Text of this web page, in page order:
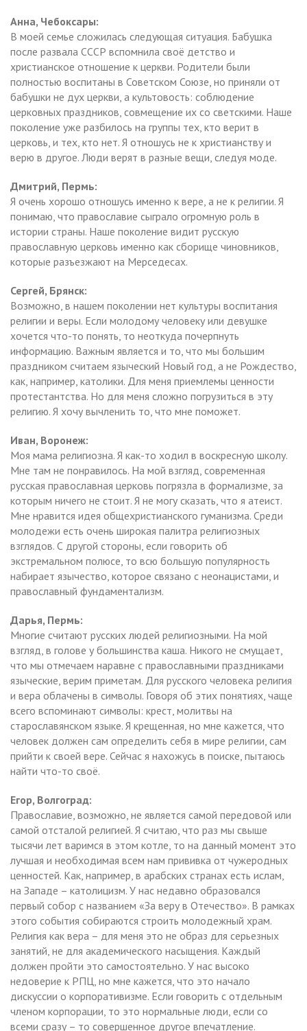
Анна, Чебоксары:
В моей семье сложилась следующая ситуация. Бабушка
после развала СССР вспомнила своё детство и
христианское отношение к церкви. Родители были
полностью воспитаны в Советском Союзе, но приняли от
бабушки не дух церкви, а культовость: соблюдение
церковных праздников, совмещение их со светскими. Наше
поколение уже разбилось на группы тех, кто верит в
церковь, и тех, кто нет. Я отношусь не к христианству и
верю в другое. Люди верят в разные вещи, следуя моде.
Дмитрий, Пермь:
Я очень хорошо отношусь именно к вере, а не к религии. Я
понимаю, что православие сыграло огромную роль в
истории страны. Наше поколение видит русскую
православную церковь именно как сборище чиновников,
которые разъезжают на Мерседесах.
Сергей, Брянск:
Возможно, в нашем поколении нет культуры воспитания
религии и веры. Если молодому человеку или девушке
хочется что-то понять, то неоткуда почерпнуть
информацию. Важным является и то, что мы большим
праздником считаем языческий Новый год, а не Рождество,
как, например, католики. Для меня приемлемы ценности
протестантства. Но для меня сложно погрузиться в эту
религию. Я хочу вычленить то, что мне поможет.
Иван, Воронеж:
Моя мама религиозна. Я как-то ходил в воскресную школу.
Мне там не понравилось. На мой взгляд, современная
русская православная церковь погрязла в формализме, за
которым ничего не стоит. Я не могу сказать, что я атеист.
Мне нравится идея общехристианского гуманизма. Среди
молодежи есть очень широкая палитра религиозных
взглядов. С другой стороны, если говорить об
экстремальном полюсе, то всю большую популярность
набирает язычество, которое связано с неонацистами, и
православный фундаментализм.
Дарья, Пермь:
Многие считают русских людей религиозными. На мой
взгляд, в голове у большинства каша. Никого не смущает,
что мы отмечаем наравне с православными праздниками
языческие, верим приметам. Для русского человека религия
и вера облачены в символы. Говоря об этих понятиях, чаще
всего вспоминают символы: крест, молитвы на
старославянском языке. Я крещенная, но мне кажется, что
человек должен сам определить себя в мире религии, сам
прийти к своей вере. Сейчас я нахожусь в поиске, пытаюсь
найти что-то своё.
Егор, Волгоград:
Православие, возможно, не является самой передовой или
самой отсталой религией. Я считаю, что раз мы свыше
тысячи лет варимся в этом котле, то на данный момент это
лучшая и необходимая всем нам прививка от чужеродных
ценностей. Как, например, в арабских странах есть ислам,
на Западе – католицизм. У нас недавно образовался
первый собор с названием «За веру в Отечество». В рамках
этого события собираются строить молодежный храм.
Религия как вера – для меня это не образ для серьезных
занятий, не для академического насыщения. Каждый
должен пройти это самостоятельно. У нас высоко
недоверие к РПЦ, но мне кажется, что это начало
дискуссии о корпоративизме. Если говорить с отдельным
членом корпорации, то это нормальные люди, если со
всеми сразу – то совершенное другое впечатление.